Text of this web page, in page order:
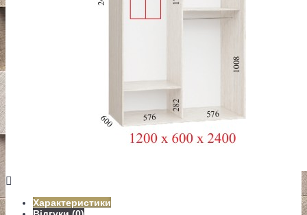
Характеристики